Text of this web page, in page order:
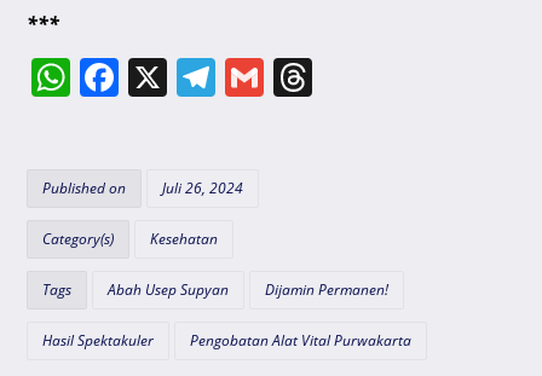
***
W
s
A
p
F
e
o
o
k
X T
gr
a
G
s
Published on Juli 26, 2024
Category(s) Kesehatan
Tags Abah Usep Supyan Dijamin Permanen!
Hasil Spektakuler Pengobatan Alat Vital Purwakarta